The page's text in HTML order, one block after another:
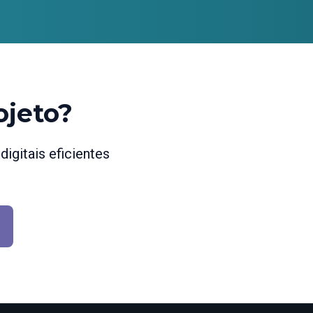
eficientes